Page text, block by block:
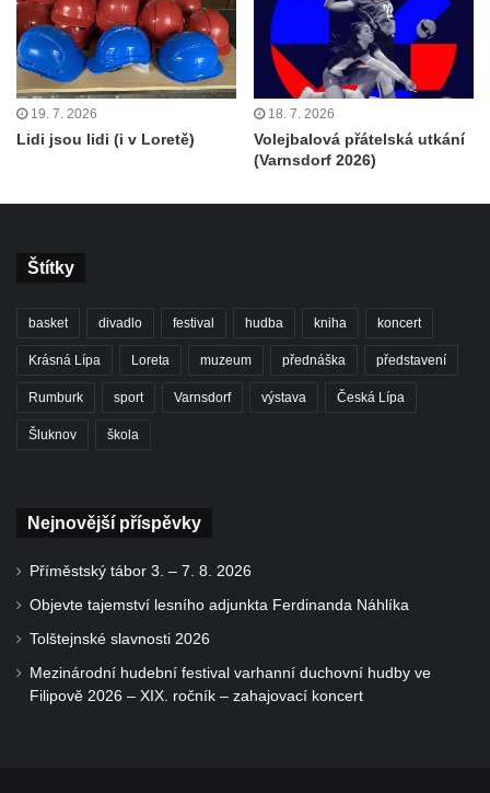
19. 7. 2026
Lidi jsou lidi (i v Loretě)
18. 7. 2026
Volejbalová přátelská utkání
(Varnsdorf 2026)
Štítky
basket divadlo festival hudba kniha koncert
Krásná Lípa Loreta muzeum přednáška představení
Rumburk sport Varnsdorf výstava Česká Lípa
Šluknov škola
Nejnovější příspěvky
Příměstský tábor 3. – 7. 8. 2026
Objevte tajemství lesního adjunkta Ferdinanda Náhlíka
Tolštejnské slavnosti 2026
Mezinárodní hudební festival varhanní duchovní hudby ve
Filipově 2026 – XIX. ročník – zahajovací koncert